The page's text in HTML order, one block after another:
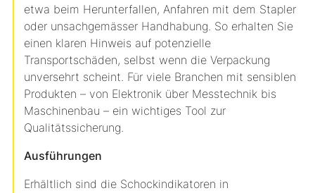
etwa beim Herunterfallen, Anfahren mit dem Stapler
oder unsachgemässer Handhabung. So erhalten Sie
einen klaren Hinweis auf potenzielle
Transportschäden, selbst wenn die Verpackung
unversehrt scheint. Für viele Branchen mit sensiblen
Produkten – von Elektronik über Messtechnik bis
Maschinenbau – ein wichtiges Tool zur
Qualitätssicherung.
Ausführungen
Erhältlich sind die Schockindikatoren in